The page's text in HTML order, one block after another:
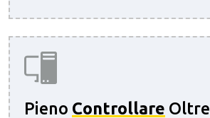
Pieno Controllare Oltre